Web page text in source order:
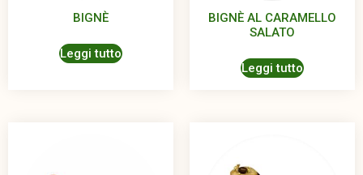
BIGNÈ
Leggi tutto
BIGNÈ AL CARAMELLO
SALATO
Leggi tutto